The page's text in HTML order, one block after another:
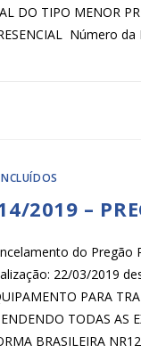
DO TIPO MENOR
Número
2019 –
do Pregão
22/03/2019
PARA
TODAS AS
BRASILEIRA